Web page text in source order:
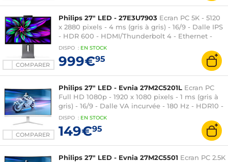
COMPARER
Philips 27" LED - 27E3U7903 Ecran PC 5K - 5120
x 2880 pixels - 4 ms (gris à gris) - 16/9 - Dalle IPS
- HDR 600 - HDMI/Thunderbolt 4 - Ethernet -
Pivot - Webcam - Gris
DISPO : EN STOCK
999€95
COMPARER
Philips 27" LED - Evnia 27M2C5201L Ecran PC
Full HD 1080p - 1920 x 1080 pixels - 1 ms (gris à
gris) - 16/9 - Dalle VA incurvée - 180 Hz - HDR10 -
FreeSync - HDMI/DisplayPort - RGB Ambiglow -
DISPO : EN STOCK
149€95
Philips 27" LED - Evnia 27M2C5501 Ecran PC 2.5K